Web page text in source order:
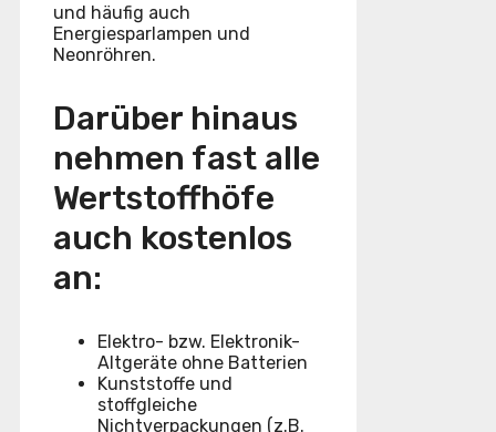
und häufig auch
Energiesparlampen und
Neonröhren.
Darüber hinaus
nehmen fast alle
Wertstoffhöfe
auch kostenlos
an:
Elektro- bzw. Elektronik-
Altgeräte ohne Batterien
Kunststoffe und
stoffgleiche
Nichtverpackungen (z.B.